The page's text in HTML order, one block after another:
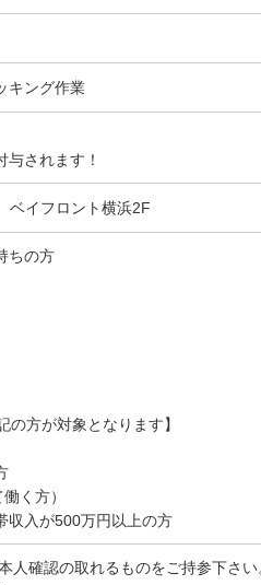
キング作業
されます！
イフロント横浜2F
ちの方
の方が対象となります】
く方）
入が500万円以上の方
人確認の取れるものをご持参下さい